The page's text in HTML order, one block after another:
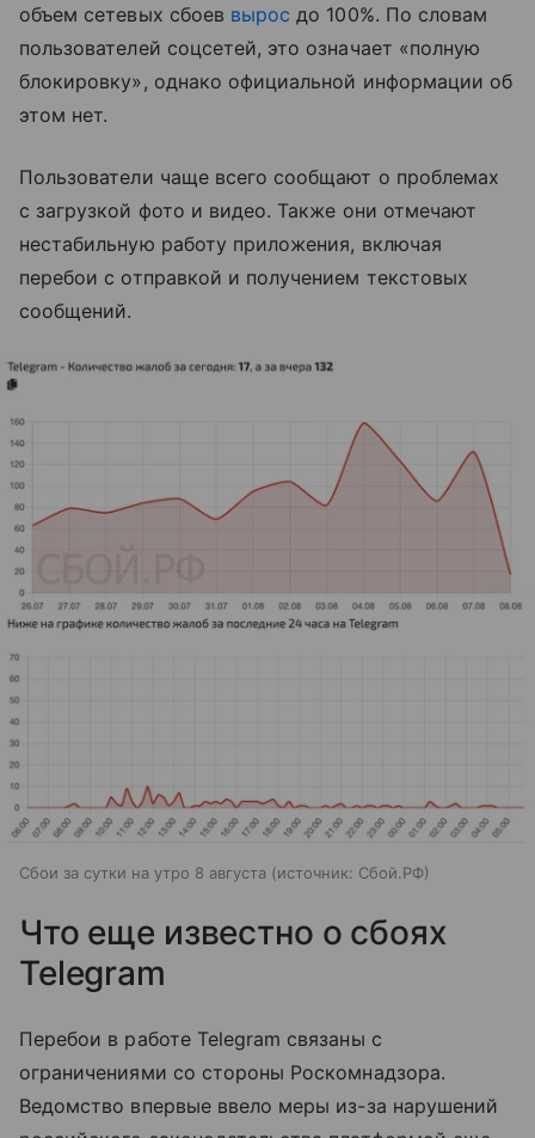
объем сетевых сбоев вырос до 100%. По словам
пользователей соцсетей, это означает «полную
блокировку», однако официальной информации об
этом нет.
Пользователи чаще всего сообщают о проблемах
с загрузкой фото и видео. Также они отмечают
нестабильную работу приложения, включая
перебои с отправкой и получением текстовых
сообщений.
Сбои за сутки на утро 8 августа источник: Сбой.РФ
Что еще известно о сбоях
Telegram
Перебои в работе Telegram связаны с
ограничениями со стороны Роскомнадзора.
Ведомство впервые ввело меры из-за нарушений